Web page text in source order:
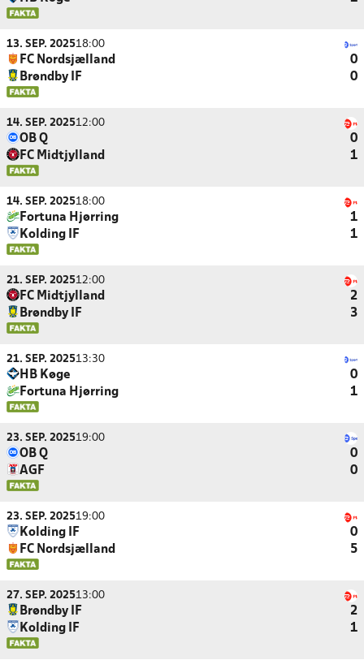
13. SEP. 202518:00
FC Nordsjælland
0
Brøndby IF
0
14. SEP. 202512:00
OB Q
0
FC Midtjylland
1
14. SEP. 202518:00
Fortuna Hjørring
1
Kolding IF
1
21. SEP. 202512:00
FC Midtjylland
2
Brøndby IF
3
21. SEP. 202513:30
HB Køge
0
Fortuna Hjørring
1
23. SEP. 202519:00
OB Q
0
AGF
0
23. SEP. 202519:00
Kolding IF
0
FC Nordsjælland
5
27. SEP. 202513:00
Brøndby IF
2
Kolding IF
1